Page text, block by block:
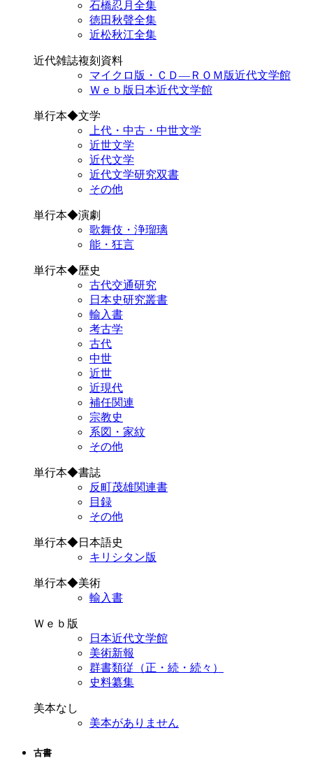
石橋忍月全集
徳田秋聲全集
近松秋江全集
近代雑誌複刻資料
マイクロ版・ＣＤ―ＲＯＭ版近代文学館
Ｗｅｂ版日本近代文学館
単行本◆文学
上代・中古・中世文学
近世文学
近代文学
近代文学研究双書
その他
単行本◆演劇
歌舞伎・浄瑠璃
能・狂言
単行本◆歴史
古代交通研究
日本史研究叢書
輸入書
考古学
古代
中世
近世
近現代
補任関連
宗教史
系図・家紋
その他
単行本◆書誌
反町茂雄関連書
目録
その他
単行本◆日本語史
キリシタン版
単行本◆美術
輸入書
Ｗｅｂ版
日本近代文学館
美術新報
群書類従（正・続・続々）
史料纂集
美本なし
美本がありません
古書